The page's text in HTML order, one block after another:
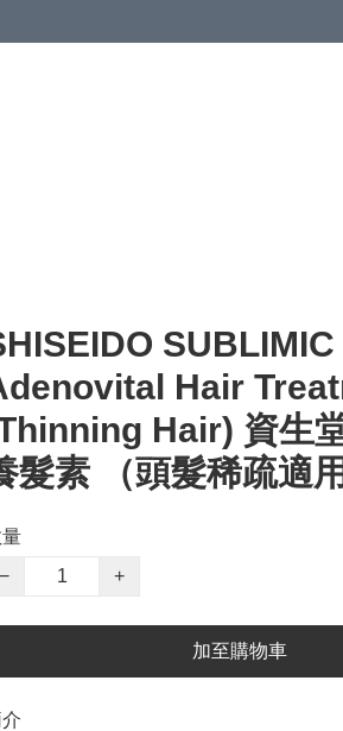
SUBLIMIC
Hair
Hair) 資生
髮素 （頭髮稀疏適
−
+
加至購物車